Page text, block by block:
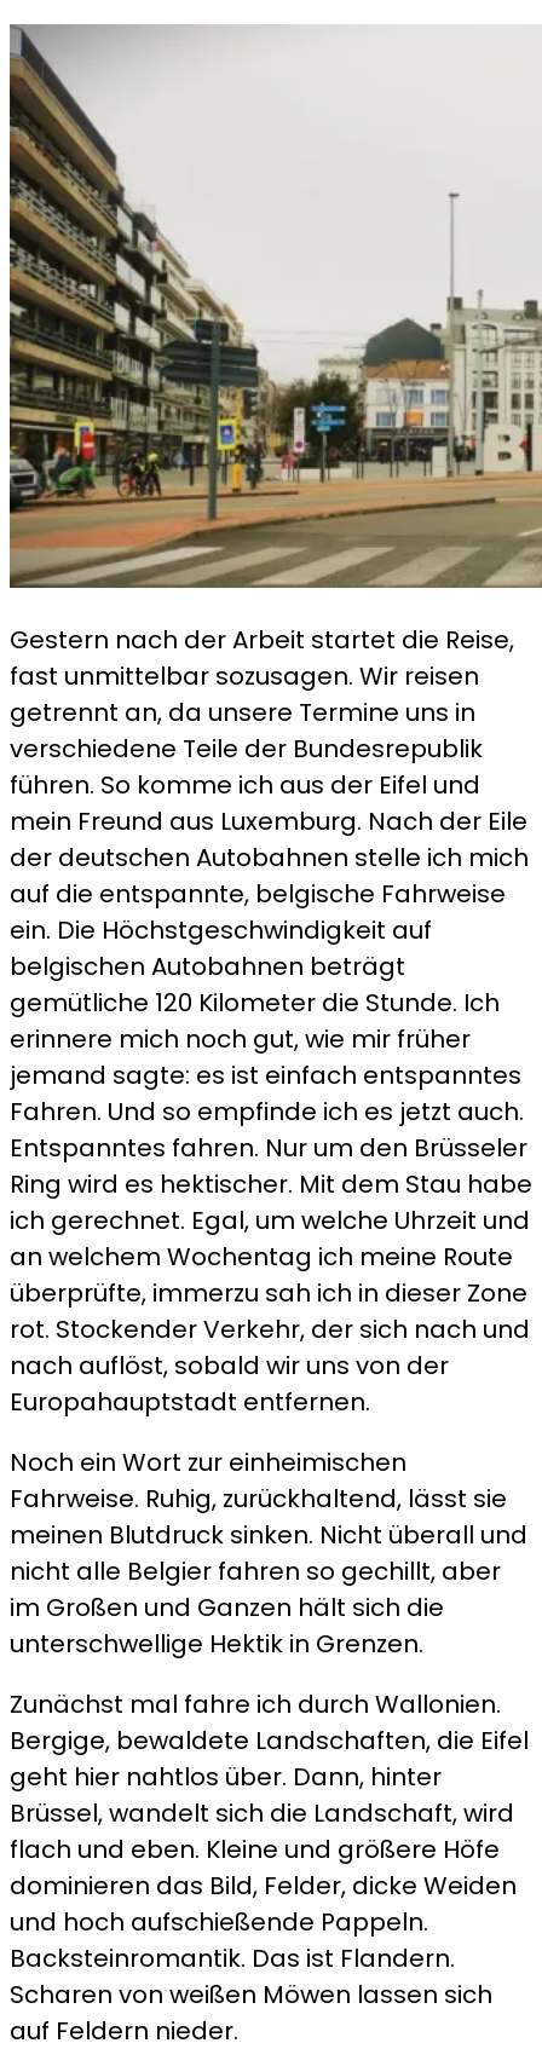
Gestern nach der Arbeit startet die Reise,
fast unmittelbar sozusagen. Wir reisen
getrennt an, da unsere Termine uns in
verschiedene Teile der Bundesrepublik
führen. So komme ich aus der Eifel und
mein Freund aus Luxemburg. Nach der Eile
der deutschen Autobahnen stelle ich mich
auf die entspannte, belgische Fahrweise
ein. Die Höchstgeschwindigkeit auf
belgischen Autobahnen beträgt
gemütliche 120 Kilometer die Stunde. Ich
erinnere mich noch gut, wie mir früher
jemand sagte: es ist einfach entspanntes
Fahren. Und so empfinde ich es jetzt auch.
Entspanntes fahren. Nur um den Brüsseler
Ring wird es hektischer. Mit dem Stau habe
ich gerechnet. Egal, um welche Uhrzeit und
an welchem Wochentag ich meine Route
überprüfte, immerzu sah ich in dieser Zone
rot. Stockender Verkehr, der sich nach und
nach auflöst, sobald wir uns von der
Europahauptstadt entfernen.
Noch ein Wort zur einheimischen
Fahrweise. Ruhig, zurückhaltend, lässt sie
meinen Blutdruck sinken. Nicht überall und
nicht alle Belgier fahren so gechillt, aber
im Großen und Ganzen hält sich die
unterschwellige Hektik in Grenzen.
Zunächst mal fahre ich durch Wallonien.
Bergige, bewaldete Landschaften, die Eifel
geht hier nahtlos über. Dann, hinter
Brüssel, wandelt sich die Landschaft, wird
flach und eben. Kleine und größere Höfe
dominieren das Bild, Felder, dicke Weiden
und hoch aufschießende Pappeln.
Backsteinromantik. Das ist Flandern.
Scharen von weißen Möwen lassen sich
auf Feldern nieder.